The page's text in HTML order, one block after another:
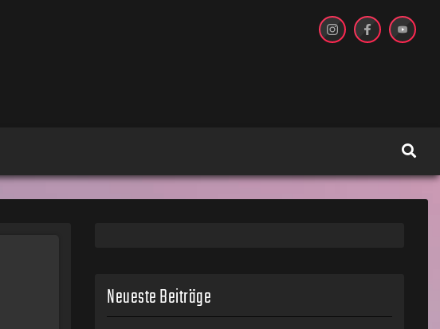
Neueste Beiträge